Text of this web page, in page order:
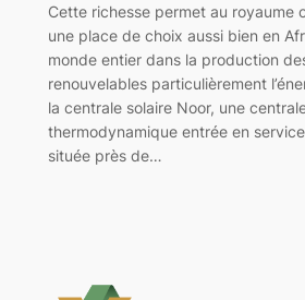
Cette richesse permet au royaume
une place de choix aussi bien en
monde entier dans la production
renouvelables particulièrement
la centrale solaire Noor, une
thermodynamique entrée en
située près de…